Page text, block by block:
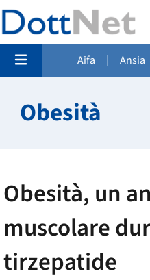
Aifa | Ansia
Obesità
Obesità, un
muscolare
tirzepatide